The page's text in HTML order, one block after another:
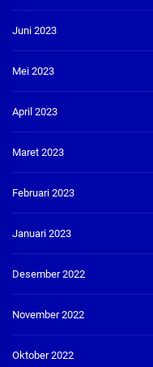
Juni 2023
Mei 2023
April 2023
Maret 2023
Februari 2023
Januari 2023
Desember 2022
November 2022
Oktober 2022